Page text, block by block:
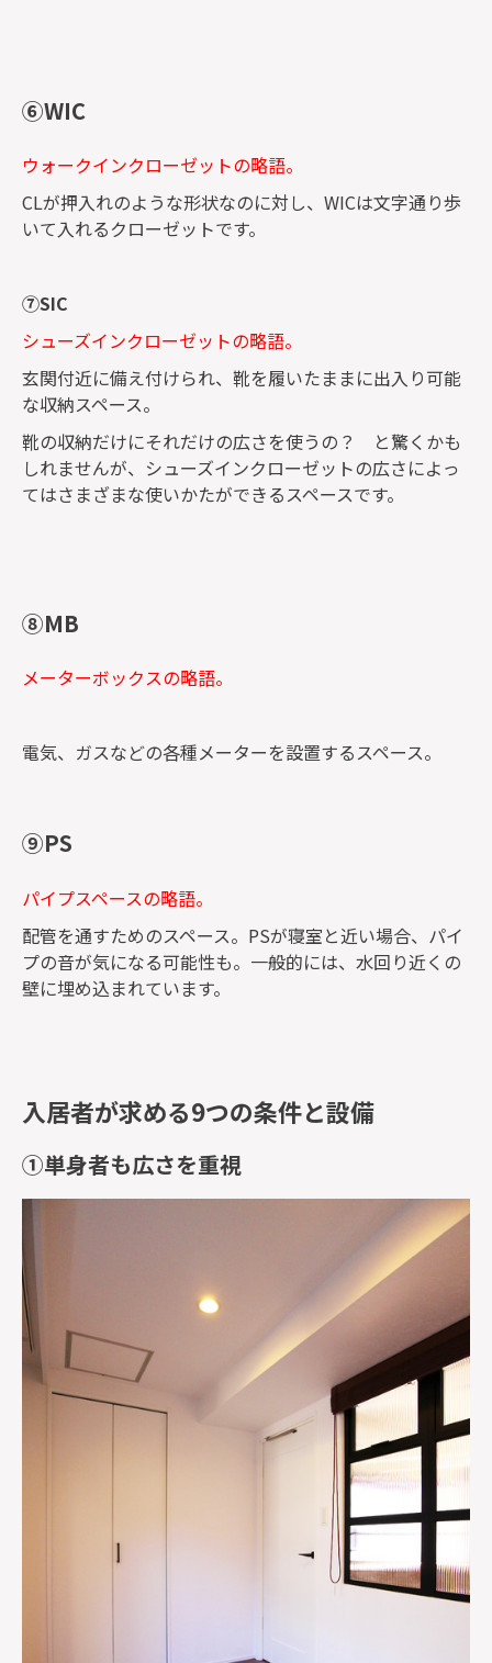
⑥WIC
ウォークインクローゼットの略語。
CLが押入れのような形状なのに対し、WICは文字通り歩
いて入れるクローゼットです。
⑦SIC
シューズインクローゼットの略語。
玄関付近に備え付けられ、靴を履いたままに出入り可能
な収納スペース。
靴の収納だけにそれだけの広さを使うの？ と驚くかも
しれませんが、シューズインクローゼットの広さによっ
てはさまざまな使いかたができるスペースです。
⑧MB
メーターボックスの略語。
電気、ガスなどの各種メーターを設置するスペース。
⑨PS
パイプスペースの略語。
配管を通すためのスペース。PSが寝室と近い場合、パイ
プの音が気になる可能性も。一般的には、水回り近くの
壁に埋め込まれています。
入居者が求める9つの条件と設備
①単身者も広さを重視